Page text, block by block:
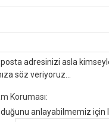
adresinizi asla
söz veriyoruz...
Koruması:
anlayabilmemiz için